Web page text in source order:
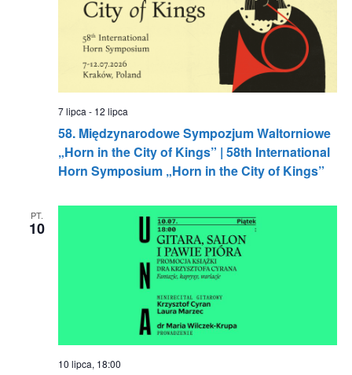
58. Międzynarodowe Sympozjum Waltorniowe
„Horn in the City of Kings” | 58th International
Horn Symposium „Horn in the City of Kings”
7 lipca - 12 lipca
PT.
10
10 lipca, 18:00